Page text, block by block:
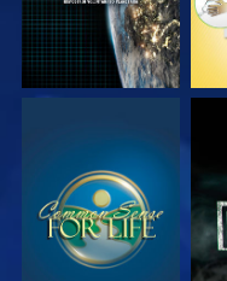
GUARDA